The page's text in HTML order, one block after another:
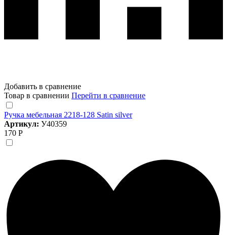
Добавить в сравнение
Товар в сравнении Перейти в сравнение
Ручка мебельная 2218-128 Satin silver
Артикул: У40359
170 Р